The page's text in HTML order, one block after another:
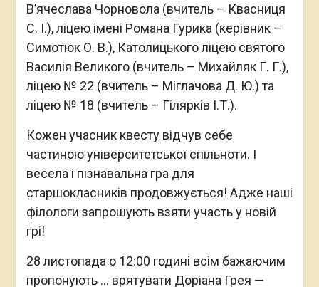
В’ячеслава Чорновола (вчитель – Квасниця
С. І.), ліцею імені Романа Гурика (керівник –
Симотюк О. В.), Католицького ліцею святого
Василія Великого (вчитель – Михайляк Г. Г.),
ліцею № 22 (вчитель – Міглачова Д. Ю.) та
ліцею № 18 (вчитель – Гілярків І.Т.).
Кожен учасник квесту відчув себе
частиною університетської спільноти. І
весела і пізнавальна гра для
старшокласників продовжується! Адже наші
філологи запрошують взяти участь у новій
грі!
28 листопада о 12:00 годині всім бажаючим
пропонують … врятувати Доріана Грея —